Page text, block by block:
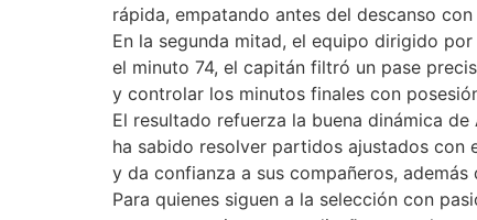
rápida, empatando antes del descanso
En la segunda mitad, el equipo dirigido
el minuto 74, el capitán filtró un pase
y controlar los minutos finales con
El resultado refuerza la buena dinámica
ha sabido resolver partidos ajustados con
y da confianza a sus compañeros,
Para quienes siguen a la selección con